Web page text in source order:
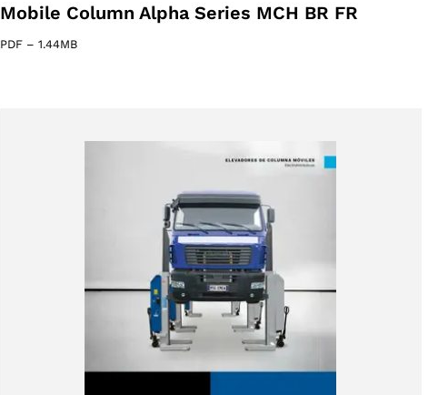
Mobile Column Alpha Series MCH BR FR
PDF – 1.44MB